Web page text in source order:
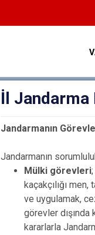
İl Jandarma
Jandarmanın
Jandarmanın
Mülki görevleri
kaçakçılığı
ve uygulamak,
görevler
kararlarla